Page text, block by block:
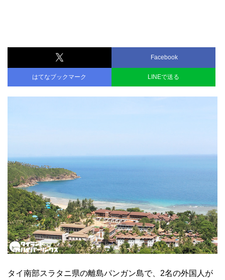
Facebook
はてなブックマーク LINEで送る
タイ南部スラタニ県の離島パンガン島で、2名の外国人が